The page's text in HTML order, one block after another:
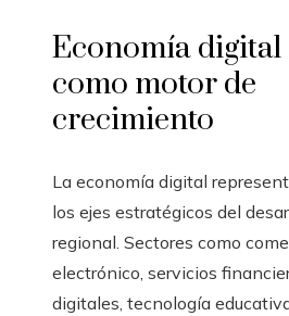
Economía digital
como motor de
crecimiento
La economía digital
los ejes estratégicos del
regional. Sectores como
electrónico, servicios
digitales, tecnología